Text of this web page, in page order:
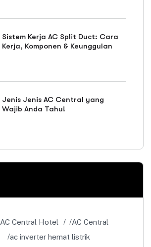
Sistem Kerja AC Split Duct: Cara
Kerja, Komponen & Keunggulan
Jenis Jenis AC Central yang
Wajib Anda Tahu!
AC Central Hotel
AC Central
ac inverter hemat listrik